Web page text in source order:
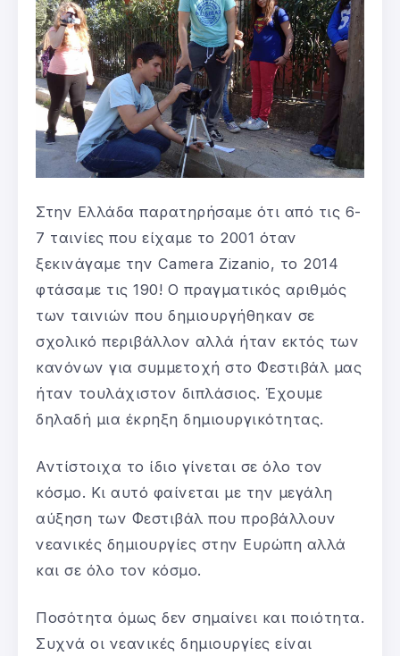
Στην Ελλάδα παρατηρήσαμε ότι από τις 6-
7 ταινίες που είχαμε το 2001 όταν
ξεκινάγαμε την Camera Zizanio, το 2014
φτάσαμε τις 190! Ο πραγματικός αριθμός
των ταινιών που δημιουργήθηκαν σε
σχολικό περιβάλλον αλλά ήταν εκτός των
κανόνων για συμμετοχή στο Φεστιβάλ μας
ήταν τουλάχιστον διπλάσιος. Έχουμε
δηλαδή μια έκρηξη δημιουργικότητας.
Αντίστοιχα το ίδιο γίνεται σε όλο τον
κόσμο. Κι αυτό φαίνεται με την μεγάλη
αύξηση των Φεστιβάλ που προβάλλουν
νεανικές δημιουργίες στην Ευρώπη αλλά
και σε όλο τον κόσμο.
Ποσότητα όμως δεν σημαίνει και ποιότητα.
Συχνά οι νεανικές δημιουργίες είναι